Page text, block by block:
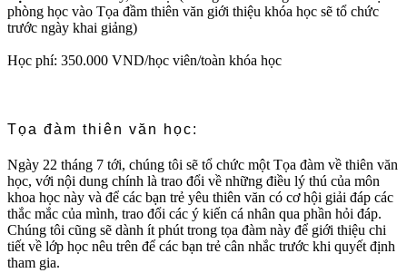
phòng học vào Tọa đầm thiên văn giới thiệu khóa học sẽ tổ chức
trước ngày khai giảng)
Học phí: 350.000 VND/học viên/toàn khóa học
Tọa đàm thiên văn học:
Ngày 22 tháng 7 tới, chúng tôi sẽ tổ chức một Tọa đàm về thiên văn
học, với nội dung chính là trao đổi về những điều lý thú của môn
khoa học này và để các bạn trẻ yêu thiên văn có cơ hội giải đáp các
thắc mắc của mình, trao đổi các ý kiến cá nhân qua phần hỏi đáp.
Chúng tôi cũng sẽ dành ít phút trong tọa đàm này để giới thiệu chi
tiết về lớp học nêu trên để các bạn trẻ cân nhắc trước khi quyết định
tham gia.